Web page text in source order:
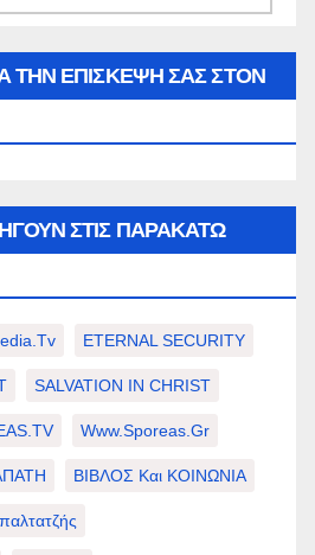
ΤΗΝ ΕΠΙΣΚΕΨΗ ΣΑΣ ΣΤΟΝ
ΣΤΙΣ ΠΑΡΑΚΆΤΩ
ETERNAL SECURITY
SALVATION IN CHRIST
Www.sporeas.gr
ΒΙΒΛΟΣ Και ΚΟΙΝΩΝΙΑ